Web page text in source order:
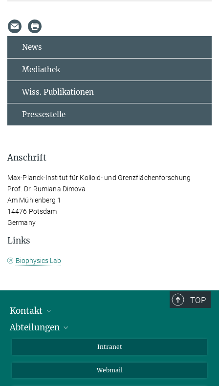
News
Mediathek
Wiss. Publikationen
Pressestelle
Anschrift
Max-Planck-Institut für Kolloid- und Grenzflächenforschung
Prof. Dr. Rumiana Dimova
Am Mühlenberg 1
14476 Potsdam
Germany
Links
Biophysics Lab
TOP
Kontakt
Mitarbeiterverzeichnis
Abteilungen
Kolloidchemie
Intranet
Webmail